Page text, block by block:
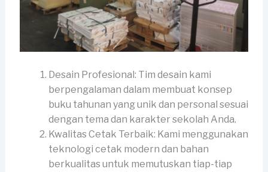
Desain Profesional: Tim desain kami
berpengalaman dalam membuat konsep
buku tahunan yang unik dan personal sesuai
dengan tema dan karakter sekolah Anda.
Kwalitas Cetak Terbaik: Kami menggunakan
teknologi cetak modern dan bahan
berkualitas untuk memutuskan tiap-tiap